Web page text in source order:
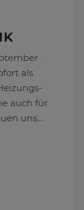
als
auch für
uns